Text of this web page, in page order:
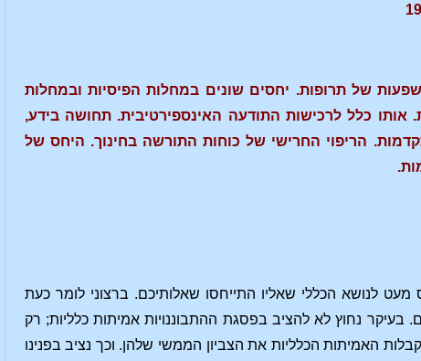
של תרופות. יחסים שונים במחלות הפיסיות ובמחלות
כלל לרכישות התודעה האינספירטיבית. תחושה בידע,
הריפוי החרישי של כוחות התורשה בחינוך. היחס של
לנושא הכללי שאליו התייחסו שאלותיכם. ברצוני לומר כעת
נחוץ לא להציב בפסגת ההתבוננויות אמיתות כלליות; רק
האמיתות הכלליות את הצביון הממשי שלהן. וכך נציב בפנינו